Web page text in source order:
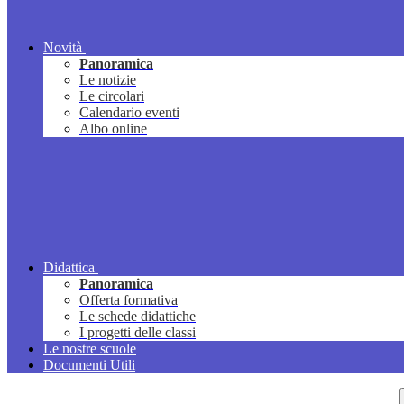
Novità
Panoramica
Le notizie
Le circolari
Calendario eventi
Albo online
Didattica
Panoramica
Offerta formativa
Le schede didattiche
I progetti delle classi
Le nostre scuole
Documenti Utili